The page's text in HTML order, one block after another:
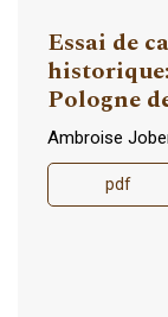
Essai de
Pologne
Ambroise
pdf